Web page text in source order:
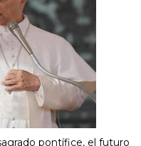
pontífice, el futuro